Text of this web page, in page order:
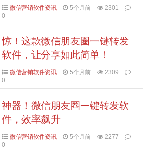
微信营销软件资讯 5个月前
2301
0
惊！这款微信朋友圈一键转发
软件，让分享如此简单！
微信营销软件资讯 5个月前
2309
0
神器！微信朋友圈一键转发软
件，效率飙升
微信营销软件资讯 5个月前
2277
0